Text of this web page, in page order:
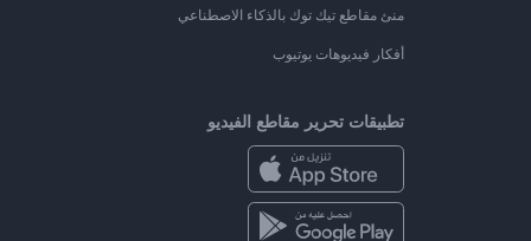
منئ مقاطع تيك توك بالذكاء الاصطناعي
أفكار فيديوهات يوتيوب
تطبيقات تحرير مقاطع الفيديو